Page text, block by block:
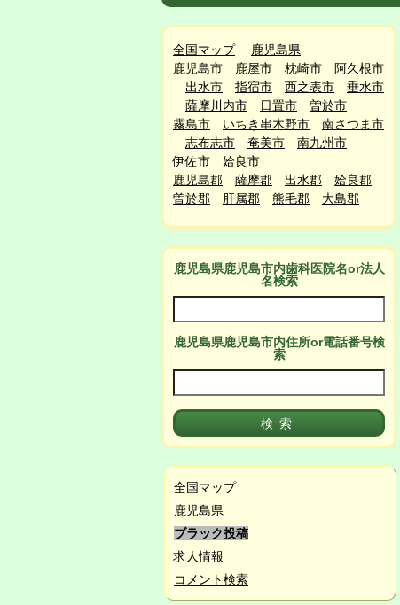
全国マップ
鹿児島県
鹿児島市
鹿屋市 枕崎市
阿久根市
出水市
指宿市 西之表市
垂水市
薩摩川内市
日置市
曽於市
霧島市
いちき串木野市
南さつま市
志布志市
奄美市
南九州市
伊佐市
姶良市
鹿児島郡
薩摩郡 出水郡
姶良郡
曽於郡
肝属郡 熊毛郡 大島郡
鹿児島県鹿児島市内歯科医院名or法人
名検索
鹿児島県鹿児島市内住所or電話番号検
索
全国マップ
鹿児島県
ブラック投稿
求人情報
コメント検索